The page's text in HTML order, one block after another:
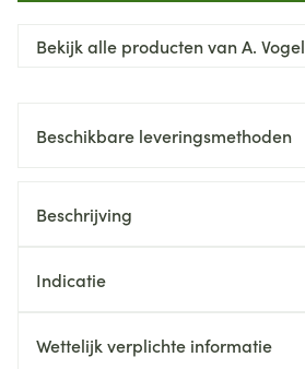
Bekijk alle producten van A. Vogel
Beschikbare leveringsmethoden
Beschrijving
Indicatie
Wettelijk verplichte informatie